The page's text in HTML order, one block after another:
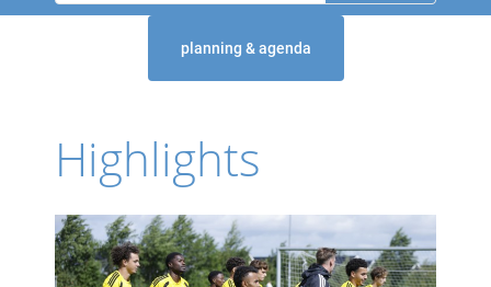
planning & agenda
Highlights